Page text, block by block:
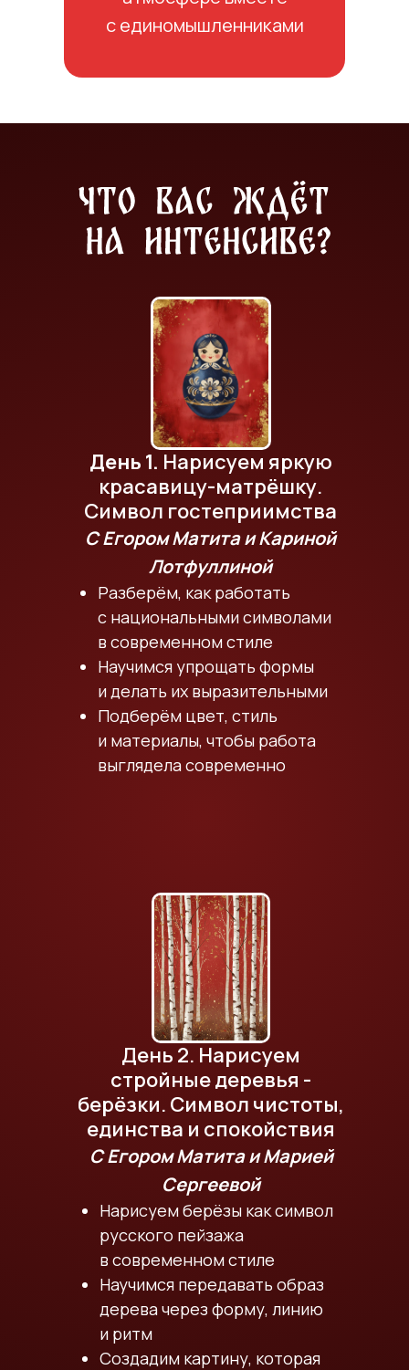
с единомышленниками
День 2. Нарисуем
стройные деревья -
берёзки. Символ чистоты,
единства и спокойствия
С Егором Матита и Марией
Сергеевой
Нарисуем берёзы как символ
русского пейзажа
в современном стиле
Научимся передавать образ
дерева через форму, линию
и ритм
Создадим картину, которая
День 1. Нарисуем яркую
красавицу-матрёшку.
Символ гостеприимства
С Егором Матита и Кариной
Лотфуллиной
Разберём, как работать
с национальными символами
в современном стиле
Научимся упрощать формы
и делать их выразительными
Подберём цвет, стиль
и материалы, чтобы работа
выглядела современно